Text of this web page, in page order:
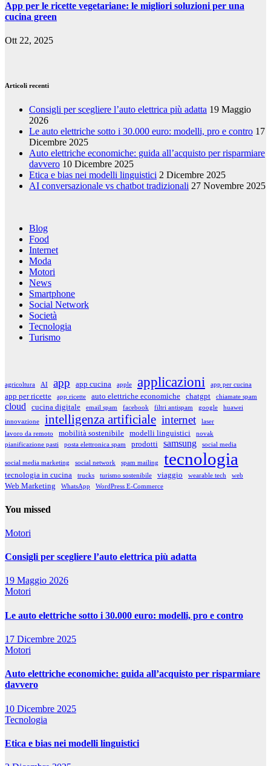
App per le ricette vegetariane: le migliori soluzioni per una
cucina green
Ott 22, 2025
Articoli recenti
Consigli per scegliere l’auto elettrica più adatta 19 Maggio
2026
Le auto elettriche sotto i 30.000 euro: modelli, pro e contro 17
Dicembre 2025
Auto elettriche economiche: guida all’acquisto per risparmiare
davvero 10 Dicembre 2025
Etica e bias nei modelli linguistici 2 Dicembre 2025
AI conversazionale vs chatbot tradizionali 27 Novembre 2025
Blog
Food
Internet
Moda
Motori
News
Smartphone
Social Network
Società
Tecnologia
Turismo
agricoltura AI app app cucina apple applicazioni app per cucina
app per ricette app ricette auto elettriche economiche chatgpt chiamate spam
cloud cucina digitale email spam facebook filtri antispam google huawei
innovazione intelligenza artificiale internet
laser
lavoro da remoto
mobilità sostenibile modelli linguistici
novak
pianificazione pasti
posta elettronica spam prodotti samsung social media
social media marketing social network spam mailing tecnologia
tecnologia in cucina trucks turismo sostenibile viaggio wearable tech web
Web Marketing WhatsApp WordPress E-Commerce
You missed
Motori
Consigli per scegliere l’auto elettrica più adatta
19 Maggio 2026
Motori
Le auto elettriche sotto i 30.000 euro: modelli, pro e contro
17 Dicembre 2025
Motori
Auto elettriche economiche: guida all’acquisto per risparmiare
davvero
10 Dicembre 2025
Tecnologia
Etica e bias nei modelli linguistici